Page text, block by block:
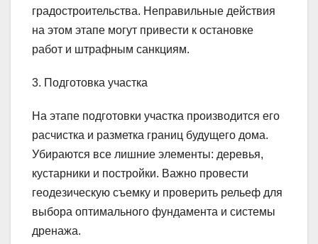
градостроительства. Неправильные действия
на этом этапе могут привести к остановке
работ и штрафным санкциям.
3. Подготовка участка
На этапе подготовки участка производится его
расчистка и разметка границ будущего дома.
Убираются все лишние элементы: деревья,
кустарники и постройки. Важно провести
геодезическую съемку и проверить рельеф для
выбора оптимального фундамента и системы
дренажа.